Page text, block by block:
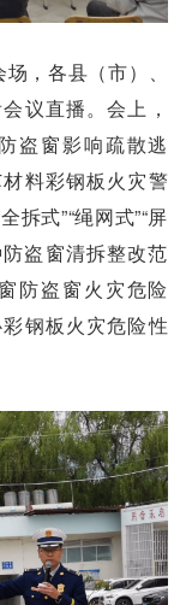
，各县（市）、
议直播。会上，
盗窗影响疏散逃
料彩钢板火灾警
拆式”“绳网式”“屏
防盗窗清拆整改范
防盗窗火灾危险
钢板火灾危险性